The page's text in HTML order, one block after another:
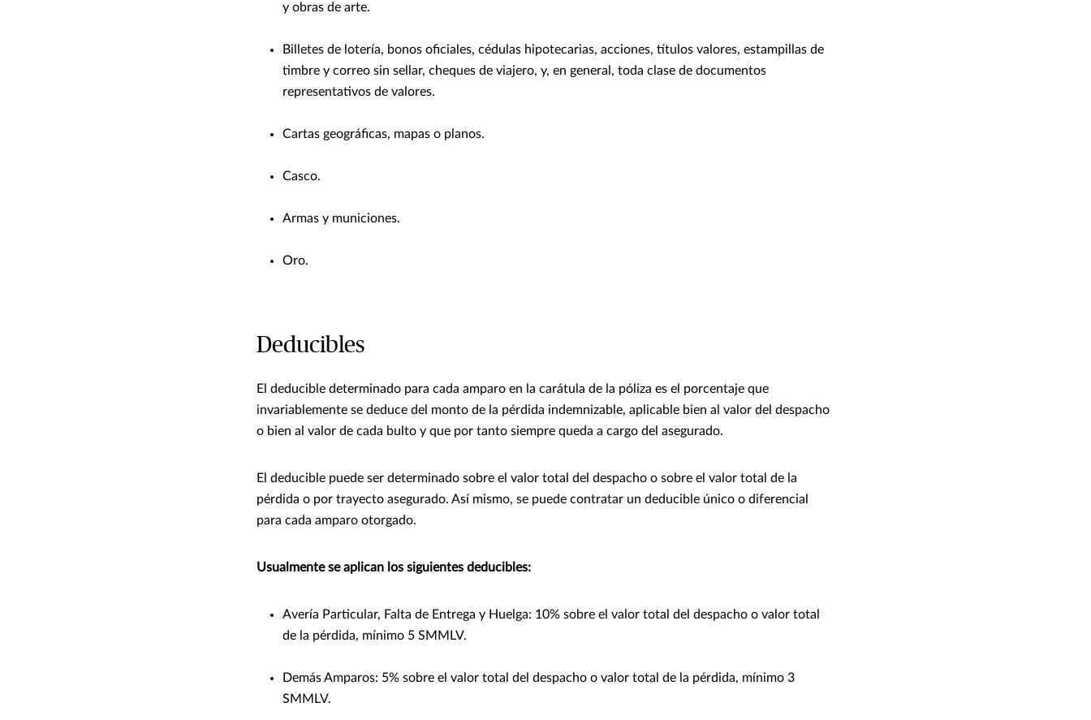
y obras de arte.
Billetes de lotería, bonos oficiales, cédulas hipotecarias, acciones, títulos valores, estampillas de
timbre y correo sin sellar, cheques de viajero, y, en general, toda clase de documentos
representativos de valores.
Cartas geográficas, mapas o planos.
Casco.
Armas y municiones.
Oro.
Deducibles
El deducible determinado para cada amparo en la carátula de la póliza es el porcentaje que
invariablemente se deduce del monto de la pérdida indemnizable, aplicable bien al valor del despacho
o bien al valor de cada bulto y que por tanto siempre queda a cargo del asegurado.
El deducible puede ser determinado sobre el valor total del despacho o sobre el valor total de la
pérdida o por trayecto asegurado. Así mismo, se puede contratar un deducible único o diferencial
para cada amparo otorgado.
Usualmente se aplican los siguientes deducibles:
Avería Particular, Falta de Entrega y Huelga: 10% sobre el valor total del despacho o valor total
de la pérdida, mínimo 5 SMMLV.
Demás Amparos: 5% sobre el valor total del despacho o valor total de la pérdida, mínimo 3
SMMLV.